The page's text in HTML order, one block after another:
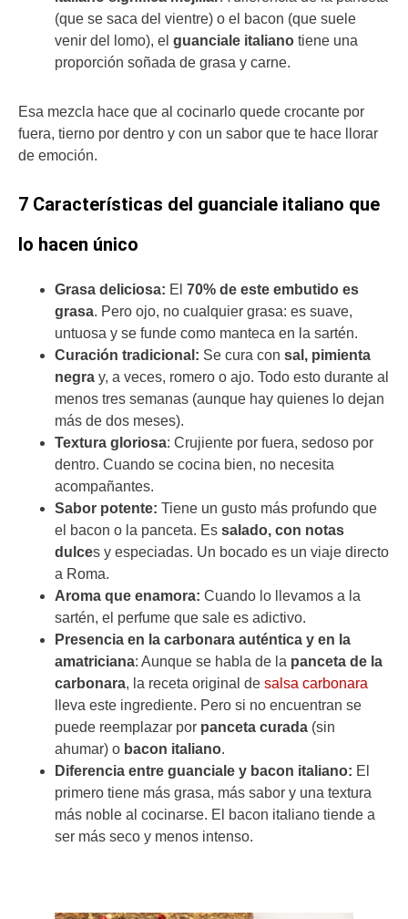
(que se saca del vientre) o el bacon (que suele
venir del lomo), el guanciale italiano tiene una
proporción soñada de grasa y carne.
Esa mezcla hace que al cocinarlo quede crocante por
fuera, tierno por dentro y con un sabor que te hace llorar
de emoción.
7 Características del guanciale italiano que
lo hacen único
Grasa deliciosa: El 70% de este embutido es
grasa. Pero ojo, no cualquier grasa: es suave,
untuosa y se funde como manteca en la sartén.
Curación tradicional: Se cura con sal, pimienta
negra y, a veces, romero o ajo. Todo esto durante al
menos tres semanas (aunque hay quienes lo dejan
más de dos meses).
Textura gloriosa: Crujiente por fuera, sedoso por
dentro. Cuando se cocina bien, no necesita
acompañantes.
Sabor potente: Tiene un gusto más profundo que
el bacon o la panceta. Es salado, con notas
dulces y especiadas. Un bocado es un viaje directo
a Roma.
Aroma que enamora: Cuando lo llevamos a la
sartén, el perfume que sale es adictivo.
Presencia en la carbonara auténtica y en la
amatriciana: Aunque se habla de la panceta de la
carbonara, la receta original de salsa carbonara
lleva este ingrediente. Pero si no encuentran se
puede reemplazar por panceta curada (sin
ahumar) o bacon italiano.
Diferencia entre guanciale y bacon italiano: El
primero tiene más grasa, más sabor y una textura
más noble al cocinarse. El bacon italiano tiende a
ser más seco y menos intenso.